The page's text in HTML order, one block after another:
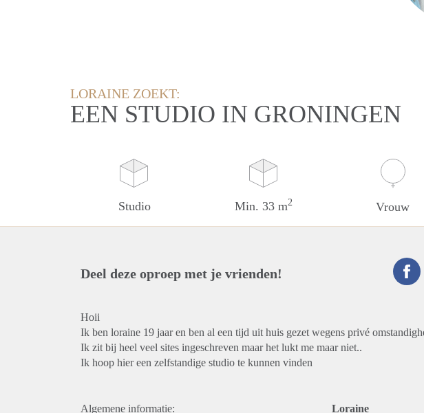
LORAINE ZOEKT:
EEN STUDIO IN GRONINGEN
Studio Min. 33 m2 Vrouw
Deel deze oproep met je vrienden!
Hoii
Ik ben loraine 19 jaar en ben al een tijd uit huis gezet wegens privé
Ik zit bij heel veel sites ingeschreven maar het lukt me maar niet..
Ik hoop hier een zelfstandige studio te kunnen vinden
Algemene informatie: Loraine